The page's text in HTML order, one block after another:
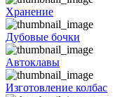
Хранение
Дубовые бочки
Автоклавы
Изготовление колбас